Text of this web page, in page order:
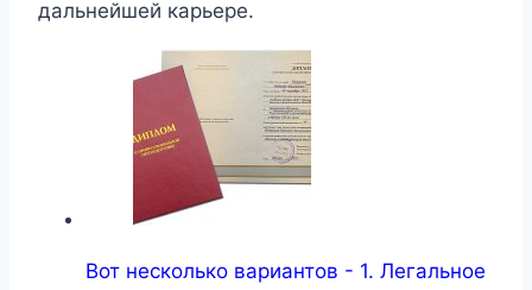
дальнейшей карьере.
Вот несколько вариантов - 1. Легальное